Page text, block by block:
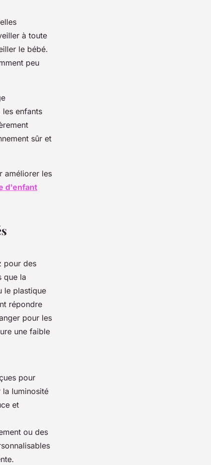
à toute
le bébé.
peu
les enfants
sûr et
améliorer les
d'enfant
pour des
que la
le plastique
répondre
pour les
une faible
pour
luminosité
et
ou des